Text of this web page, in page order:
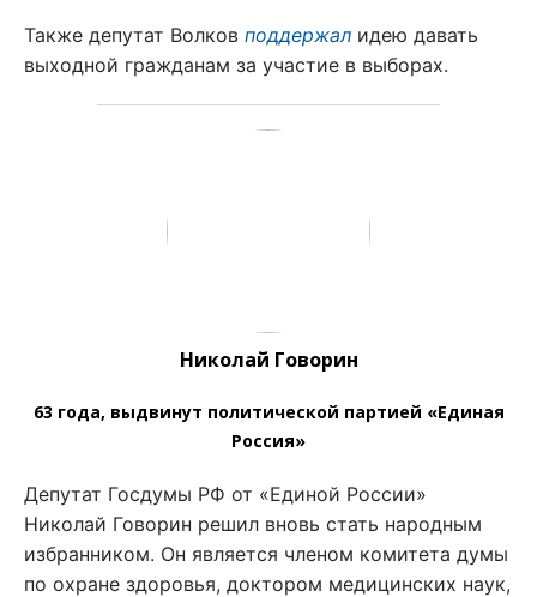
Также депутат Волков поддержал идею давать
выходной гражданам за участие в выборах.
Николай Говорин
63 года, выдвинут политической партией «Единая
Россия»
Депутат Госдумы РФ от «Единой России»
Николай Говорин решил вновь стать народным
избранником. Он является членом комитета думы
по охране здоровья, доктором медицинских наук,